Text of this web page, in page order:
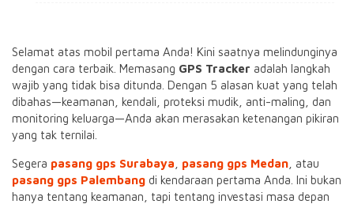
Selamat atas mobil pertama Anda! Kini saatnya melindunginya
dengan cara terbaik. Memasang GPS Tracker adalah langkah
wajib yang tidak bisa ditunda. Dengan 5 alasan kuat yang telah
dibahas—keamanan, kendali, proteksi mudik, anti-maling, dan
monitoring keluarga—Anda akan merasakan ketenangan pikiran
yang tak ternilai.
Segera pasang gps Surabaya pasang gps Medan , atau
pasang gps Palembang di kendaraan pertama Anda. Ini bukan
hanya tentang keamanan, tapi tentang investasi masa depan